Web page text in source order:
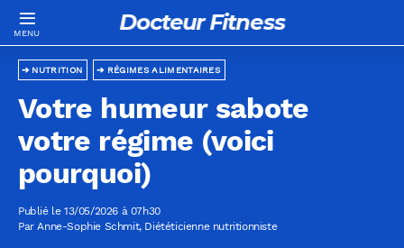
Docteur Fitness
RÉGIMES ALIMENTAIRES
NUTRITION
Votre humeur sabote
votre régime (voici
pourquoi)
Publié le 13/05/2026 à 07h30
ParAnne-Sophie Schmit, Diététicienne nutritionniste